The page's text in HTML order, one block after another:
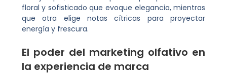
floral y sofisticado que evoque elegancia, mientras
que otra elige notas cítricas para proyectar
energía y frescura.
El poder del marketing olfativo en
la experiencia de marca